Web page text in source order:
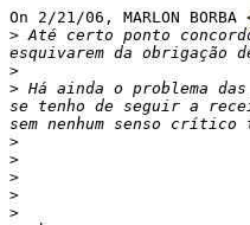
On 2/21/06, MARLON BORBA
> Até certo ponto
>
> Há ainda o problema
se tenho de seguir a
>
>
>
>
>